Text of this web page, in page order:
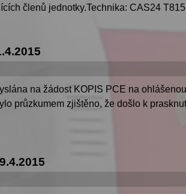
členů jednotky.Technika: CAS24
na žádost KOPIS PCE na
průzkumem zjištěno, že došlo k